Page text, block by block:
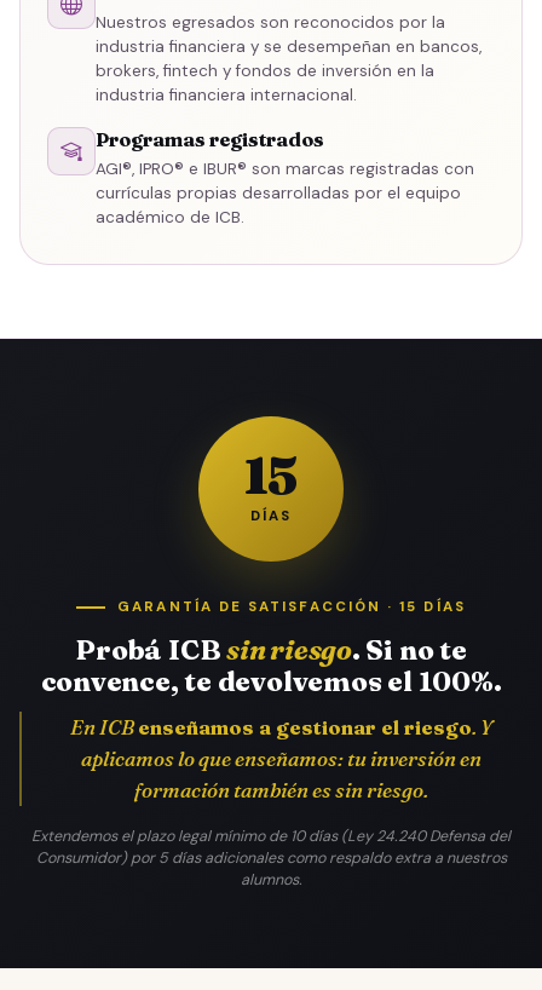
Nuestros egresados son reconocidos por la
industria financiera y se desempeñan en bancos,
brokers, fintech y fondos de inversión en la
industria financiera internacional.
Programas registrados
AGI®, IPRO® e IBUR® son marcas registradas con
currículas propias desarrolladas por el equipo
académico de ICB.
15
DÍAS
GARANTÍA DE SATISFACCIÓN · 15 DÍAS
Probá ICBsin riesgo. Si no te
convence, te devolvemos el 100%.
En ICBenseñamos a gestionar el riesgo. Y
aplicamos lo que enseñamos: tu inversión en
formación también es sin riesgo.
Extendemos el plazo legal mínimo de 10 días (Ley 24.240 Defensa del
Consumidor) por 5 días adicionales como respaldo extra a nuestros
alumnos.